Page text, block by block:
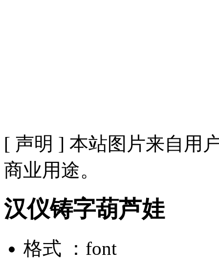
[ 声明 ] 本站图片来自用
商业用途。
汉仪铸字葫芦娃
格式 ：font